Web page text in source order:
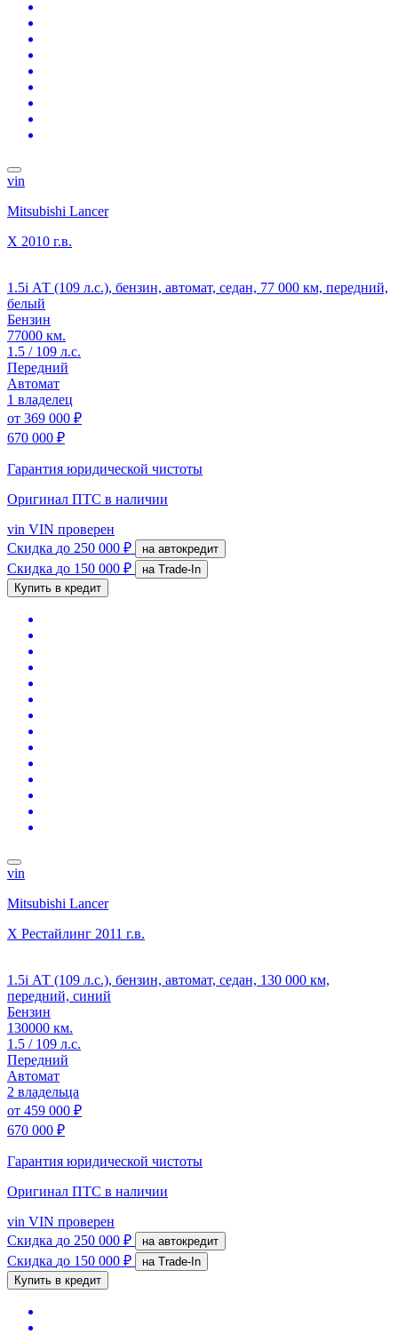
vin
Mitsubishi Lancer
X 2010 г.в.
1.5i АТ (109 л.с.), бензин, автомат, седан, 77 000 км, передний,
белый
Бензин
77000 км.
1.5 / 109 л.с.
Передний
Автомат
1 владелец
от 369 000 ₽
670 000 ₽
Гарантия юридической чистоты
Оригинал ПТС в наличии
vin VIN проверен
Скидка до 250 000 ₽ на автокредит
Скидка до 150 000 ₽
на Trade-In
Купить в кредит
vin
Mitsubishi Lancer
X Рестайлинг 2011 г.в.
1.5i АТ (109 л.с.), бензин, автомат, седан, 130 000 км,
передний, синий
Бензин
130000 км.
1.5 / 109 л.с.
Передний
Автомат
2 владельца
от 459 000 ₽
670 000 ₽
Гарантия юридической чистоты
Оригинал ПТС в наличии
vin VIN проверен
Скидка до 250 000 ₽ на автокредит
Скидка до 150 000 ₽
на Trade-In
Купить в кредит